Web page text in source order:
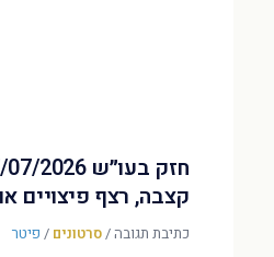
קצבה, רצף פיצויים
כתיבת תגובה/סרטונים / פיטר